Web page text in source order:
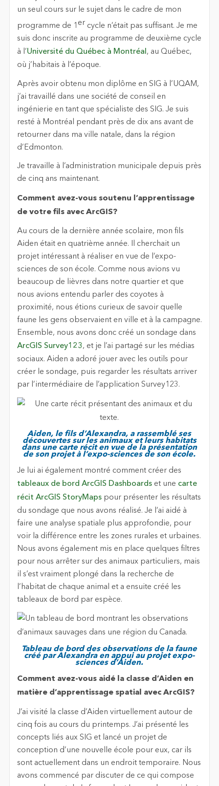
un seul cours sur le sujet dans le cadre de mon
programme de 1er cycle n’était pas suffisant. Je me
suis donc inscrite au programme de deuxième cycle
à l’Université du Québec à Montréal, au Québec,
où j’habitais à l’époque.
Après avoir obtenu mon diplôme en SIG à l’UQAM,
j’ai travaillé dans une société de conseil en
ingénierie en tant que spécialiste des SIG. Je suis
resté à Montréal pendant près de dix ans avant de
retourner dans ma ville natale, dans la région
d’Edmonton.
Je travaille à l’administration municipale depuis près
de cinq ans maintenant.
Comment avez-vous soutenu l’apprentissage
de votre fils avec ArcGIS?
Au cours de la dernière année scolaire, mon fils
Aiden était en quatrième année. Il cherchait un
projet intéressant à réaliser en vue de l’expo-
sciences de son école. Comme nous avions vu
beaucoup de lièvres dans notre quartier et que
nous avions entendu parler des coyotes à
proximité, nous étions curieux de savoir quelle
faune les gens observaient en ville et à la campagne.
Ensemble, nous avons donc créé un sondage dans
ArcGIS Survey123, et je l’ai partagé sur les médias
sociaux. Aiden a adoré jouer avec les outils pour
créer le sondage, puis regarder les résultats arriver
par l’intermédiaire de l’application Survey123.
Aiden, le fils d’Alexandra, a rassemblé ses
découvertes sur les animaux et leurs habitats
dans une carte récit en vue de la présentation
de son projet à l’expo-sciences de son école.
Je lui ai également montré comment créer des
tableaux de bord ArcGIS Dashboardset une carte
récit ArcGIS StoryMapspour présenter les résultats
du sondage que nous avons réalisé. Je l’ai aidé à
faire une analyse spatiale plus approfondie, pour
voir la différence entre les zones rurales et urbaines.
Nous avons également mis en place quelques filtres
pour nous arrêter sur des animaux particuliers, mais
il s’est vraiment plongé dans la recherche de
l’habitat de chaque animal et a ensuite créé les
tableaux de bord par espèce.
Tableau de bord des observations de la faune
créé par Alexandra en appui au projet expo-
sciences d’Aiden.
Comment avez-vous aidé la classe d’Aiden en
matière d’apprentissage spatial avec ArcGIS?
J’ai visité la classe d’Aiden virtuellement autour de
cinq fois au cours du printemps. J’ai présenté les
concepts liés aux SIG et lancé un projet de
conception d’une nouvelle école pour eux, car ils
sont actuellement dans un endroit temporaire. Nous
avons commencé par discuter de ce qui compose